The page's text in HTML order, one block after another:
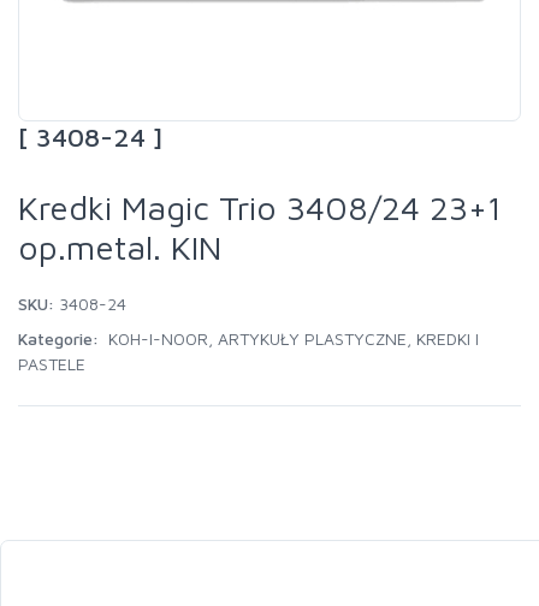
[ 3408-24 ]
Kredki Magic Trio 3408/24 23+1
op.metal. KIN
SKU: 3408-24
Kategorie:
KOH-I-NOOR ARTYKUŁY PLASTYCZNE KREDKI I
PASTELE